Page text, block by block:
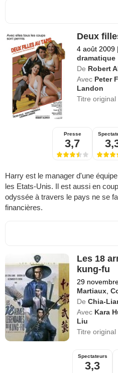
Deux
4 août 2009 |
dramatique
De Robert
Avec Peter
Landon
Titre original
Presse
3,7
Harry est le manager d'une
les Etats-Unis. Il est aussi en
odyssée à travers le pays ne se
financières.
Les 18
kung-fu
29
Martiaux ,
De Chia-
Avec Kara
Liu
Titre original
Spectateurs
3,3